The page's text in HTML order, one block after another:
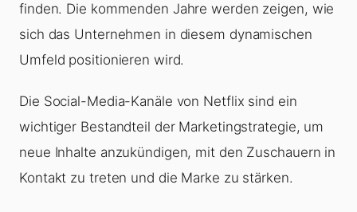
finden. Die kommenden Jahre werden zeigen, wie
sich das Unternehmen in diesem dynamischen
Umfeld positionieren wird.
Die Social-Media-Kanäle von Netflix sind ein
wichtiger Bestandteil der Marketingstrategie, um
neue Inhalte anzukündigen, mit den Zuschauern in
Kontakt zu treten und die Marke zu stärken.